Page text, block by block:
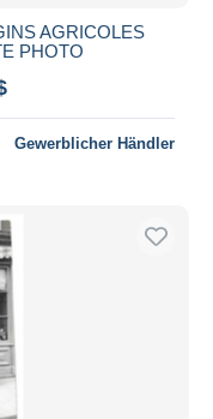
AGRICOLES
PHOTO
Gewerblicher Händler